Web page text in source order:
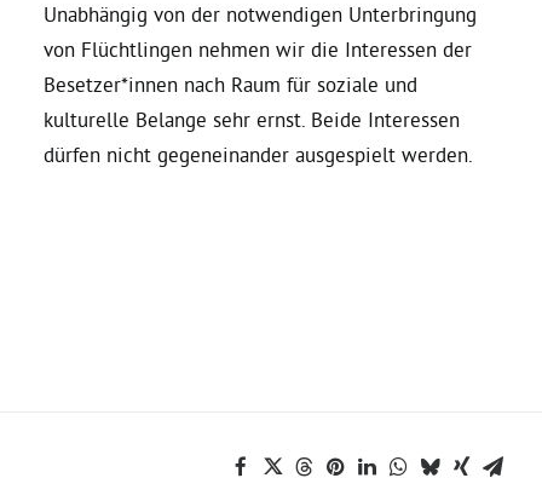
Aktiv werden
Termine
Engagement-Sprechstunde
Unabhängig von der notwendigen Unterbringung
von Flüchtlingen nehmen wir die Interessen der
Besetzer*innen nach Raum für soziale und
kulturelle Belange sehr ernst. Beide Interessen
dürfen nicht gegeneinander ausgespielt werden.